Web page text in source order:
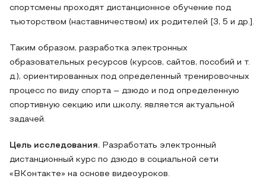
спортсмены проходят дистанционное обучение под
тьюторством (наставничеством) их родителей [3, 5 и др.].
Таким образом, разработка электронных
образовательных ресурсов (курсов, сайтов, пособий и т.
д.), ориентированных под определенный тренировочных
процесс по виду спорта – дзюдо и под определенную
спортивную секцию или школу, является актуальной
задачей.
Цель исследования. Разработать электронный
дистанционный курс по дзюдо в социальной сети
«ВКонтакте» на основе видеоуроков.